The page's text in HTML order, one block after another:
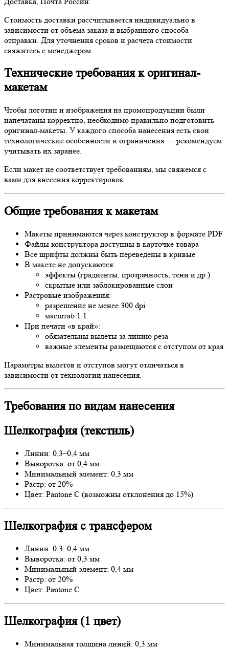
Стоимость доставки рассчитывается индивидуально в
зависимости от объема заказа и выбранного способа
отправки. Для уточнения сроков и расчета стоимости
свяжитесь с менеджером.
Технические требования к оригинал-
макетам
Чтобы логотип и изображения на промопродукции были
напечатаны корректно, необходимо правильно подготовить
оригинал-макеты. У каждого способа нанесения есть свои
технологические особенности и ограничения — рекомендуем
учитывать их заранее.
Если макет не соответствует требованиям, мы свяжемся с
вами для внесения корректировок.
Общие требования к макетам
Макеты принимаются через конструктор в формате PDF
Файлы конструктора доступны в карточке товара
Все шрифты должны быть переведены в кривые
В макете не допускаются:
эффекты (градиенты, прозрачность, тени и др.)
скрытые или заблокированные слои
Растровые изображения:
разрешение не менее 300 dpi
масштаб 1:1
При печати «в край»:
обязательны вылеты за линию реза
важные элементы размещаются с отступом от края
Параметры вылетов и отступов могут отличаться в
зависимости от технологии нанесения.
Требования по видам нанесения
Шелкография (текстиль)
Линии: 0,3–0,4 мм
Выворотка: от 0,4 мм
Минимальный элемент: 0,3 мм
Растр: от 20%
Цвет: Pantone C (возможны отклонения до 15%)
Шелкография с трансфером
Линии: 0,3–0,4 мм
Выворотка: от 0,3 мм
Минимальный элемент: 0,4 мм
Растр: от 20%
Цвет: Pantone C
Шелкография (1 цвет)
Минимальная толщина линий: 0,3 мм